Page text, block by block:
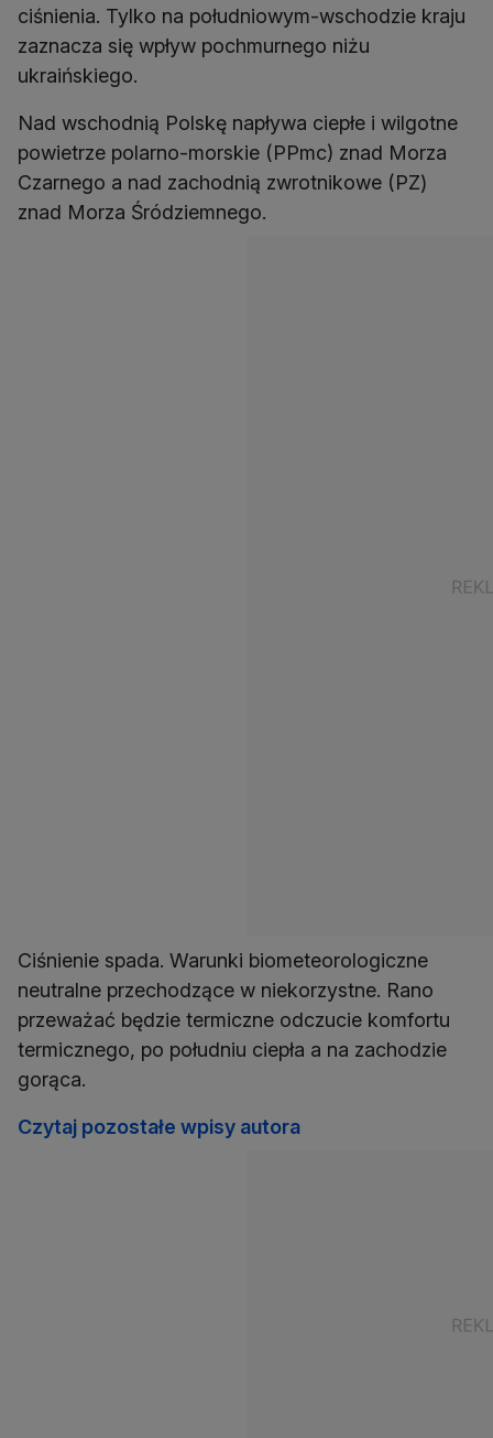
ciśnienia. Tylko na południowym-wschodzie kraju
zaznacza się wpływ pochmurnego niżu
ukraińskiego.
Nad wschodnią Polskę napływa ciepłe i wilgotne
powietrze polarno-morskie (PPmc) znad Morza
Czarnego a nad zachodnią zwrotnikowe (PZ)
znad Morza Śródziemnego.
Ciśnienie spada. Warunki biometeorologiczne
neutralne przechodzące w niekorzystne. Rano
przeważać będzie termiczne odczucie komfortu
termicznego, po południu ciepła a na zachodzie
gorąca.
Czytaj pozostałe wpisy autora